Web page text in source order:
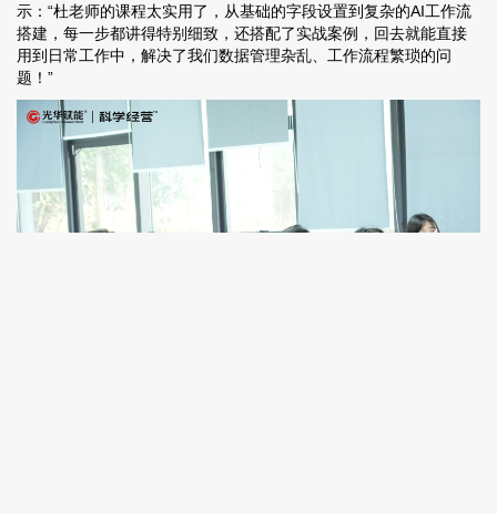
示：“杜老师的课程太实用了，从基础的字段设置到复杂的AI工作流
搭建，每一步都讲得特别细致，还搭配了实战案例，回去就能直接
用到日常工作中，解决了我们数据管理杂乱、工作流程繁琐的问
题！”